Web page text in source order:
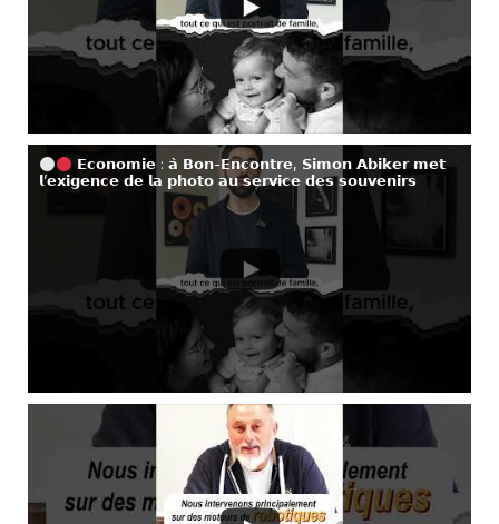
𝗘𝗰𝗼𝗻𝗼𝗺𝗶𝗲 : 𝗮̀ 𝗕𝗼𝗻-𝗘𝗻𝗰𝗼𝗻𝘁𝗿𝗲, 𝗦𝗶𝗺𝗼𝗻 𝗔𝗯𝗶𝗸𝗲𝗿 𝗺𝗲𝘁
𝗹’𝗲𝘅𝗶𝗴𝗲𝗻𝗰𝗲 𝗱𝗲 𝗹𝗮 𝗽𝗵𝗼𝘁𝗼 𝗮𝘂 𝘀𝗲𝗿𝘃𝗶𝗰𝗲 𝗱𝗲𝘀 𝘀𝗼𝘂𝘃𝗲𝗻𝗶𝗿𝘀